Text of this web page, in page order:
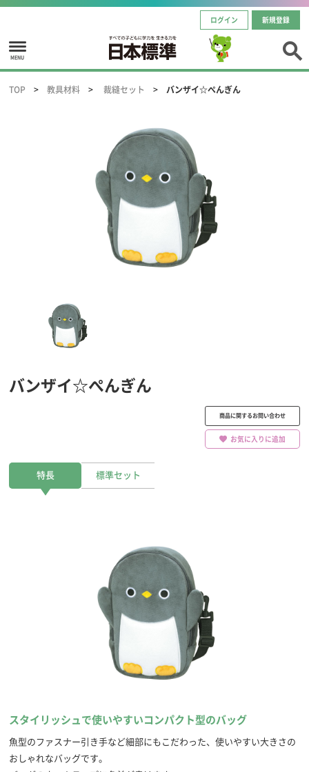
ログイン 新規登録
MENU
TOP 教具材料 裁縫セット バンザイ☆ぺんぎん
バンザイ☆ぺんぎん
商品に関するお問い合わせ
お気に入りに追加
特長 標準セット
スタイリッシュで使いやすいコンパクト型のバッグ
魚型のファスナー引き手など細部にもこだわった、使いやすい大きさの
おしゃれなバッグです。